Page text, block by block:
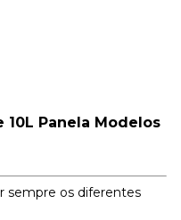
Panela Modelos
sempre os diferentes